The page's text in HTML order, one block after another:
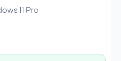
11 Pro